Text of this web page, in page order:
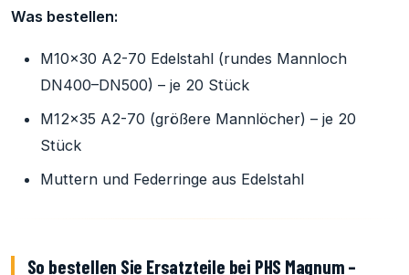
Was bestellen:
M10×30 A2-70 Edelstahl (rundes Mannloch
DN400–DN500) – je 20 Stück
M12×35 A2-70 (größere Mannlöcher) – je 20
Stück
Muttern und Federringe aus Edelstahl
So bestellen Sie Ersatzteile bei PHS Magnum –